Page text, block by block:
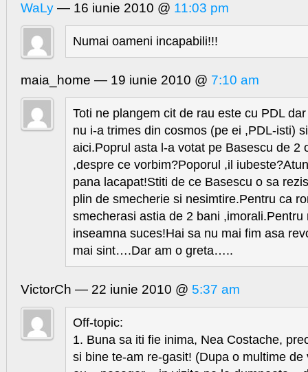
WaLy — 16 iunie 2010 @ 11:03 pm
Numai oameni incapabili!!!
maia_home — 19 iunie 2010 @ 7:10 am
Toti ne plangem cit de rau este cu PDL
nu i-a trimes din cosmos (pe ei ,PDL-isti)
aici.Poprul asta l-a votat pe Basescu de 2
,despre ce vorbim?Poporul ,il
pana lacapat!Stiti de ce Basescu o sa
plin de smecherie si nesimtire.Pentru ca
smecherasi astia de 2 bani ,imorali.Pentru
inseamna suces!Hai sa nu mai fim asa
mai sint….Dar am o greta…..
VictorCh — 22 iunie 2010 @ 5:37 am
Off-topic:
1. Buna sa iti fie inima, Nea Costache,
si bine te-am re-gasit! (Dupa o multime de